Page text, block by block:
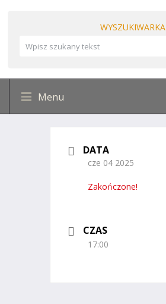
WYSZUKIWARKA
Menu
DATA
cze 04 2025
Zakończone!
CZAS
17:00